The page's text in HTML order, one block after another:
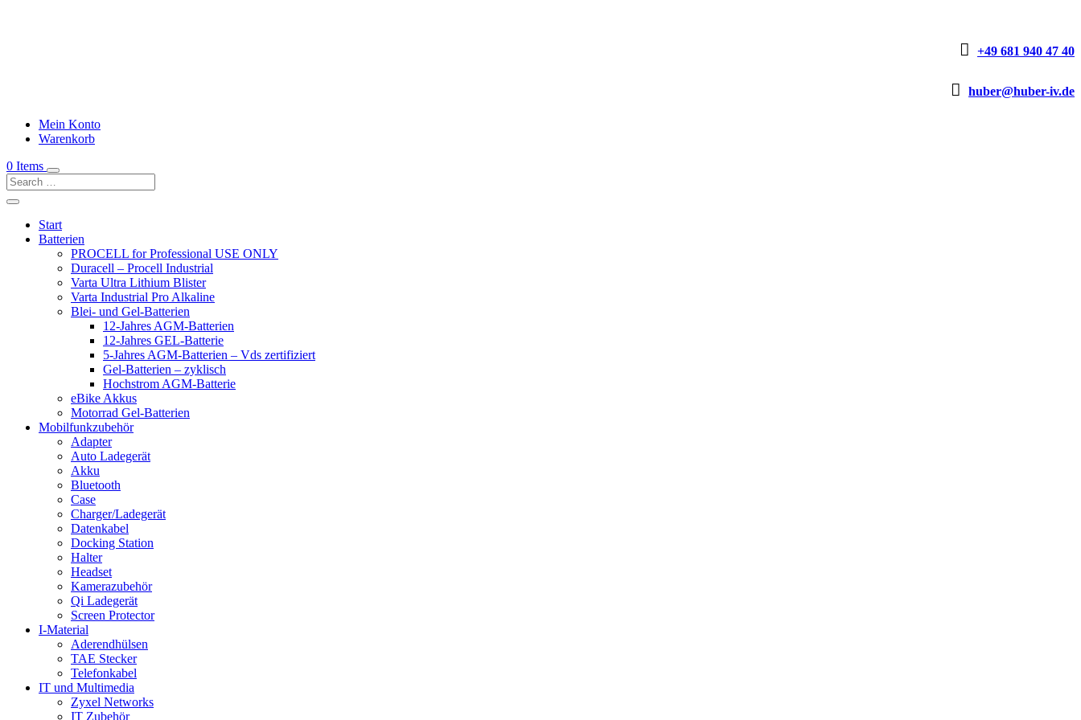
 +49 681 940 47 40
 huber@huber-iv.de
Mein Konto
Warenkorb
0 Items
Start
Batterien
PROCELL for Professional USE ONLY
Duracell – Procell Industrial
Varta Ultra Lithium Blister
Varta Industrial Pro Alkaline
Blei- und Gel-Batterien
12-Jahres AGM-Batterien
12-Jahres GEL-Batterie
5-Jahres AGM-Batterien – Vds zertifiziert
Gel-Batterien – zyklisch
Hochstrom AGM-Batterie
eBike Akkus
Motorrad Gel-Batterien
Mobilfunkzubehör
Adapter
Auto Ladegerät
Akku
Bluetooth
Case
Charger/Ladegerät
Datenkabel
Docking Station
Halter
Headset
Kamerazubehör
Qi Ladegerät
Screen Protector
I-Material
Aderendhülsen
TAE Stecker
Telefonkabel
IT und Multimedia
Zyxel Networks
IT Zubehör